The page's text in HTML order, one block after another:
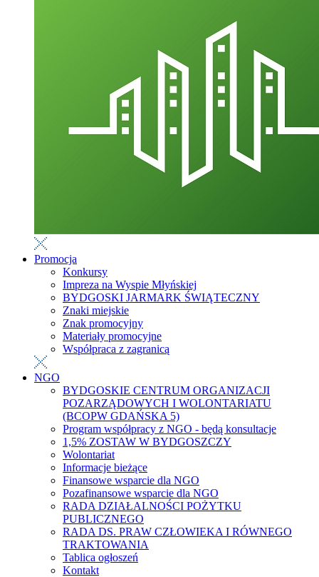
Promocja
Konkursy
Impreza na Wyspie Młyńskiej
BYDGOSKI JARMARK ŚWIĄTECZNY
Znaki miejskie
Znak promocyjny
Materiały promocyjne
Współpraca z zagranicą
NGO
BYDGOSKIE CENTRUM ORGANIZACJI
POZARZĄDOWYCH I WOLONTARIATU
(BCOPW GDAŃSKA 5)
Program współpracy z NGO - będą konsultacje
1,5% ZOSTAW W BYDGOSZCZY
Wolontariat
Informacje bieżące
Finansowe wsparcie dla NGO
Pozafinansowe wsparcie dla NGO
RADA DZIAŁALNOŚCI POŻYTKU
PUBLICZNEGO
RADA DS. PRAW CZŁOWIEKA I RÓWNEGO
TRAKTOWANIA
Tablica ogłoszeń
Kontakt